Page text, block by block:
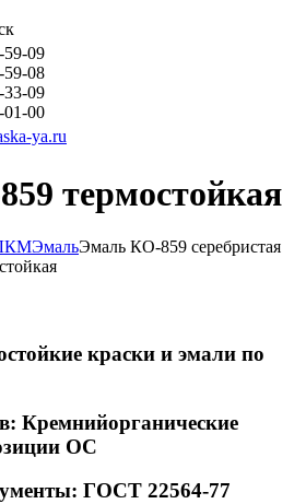
59-09
59-08
33-09
01-00
ya.ru
термостойкая
ЭмальЭмаль КО-859 серебристая
краски и эмали по
Кремнийорганические
ОС
ГОСТ 22564-77